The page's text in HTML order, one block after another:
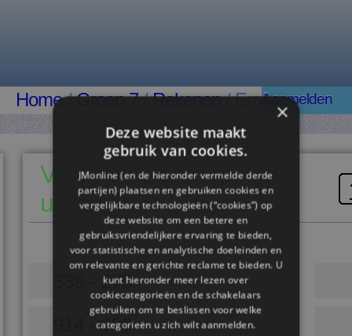
Home/Groep 7/Rekenen/ ErafAanmelden
Verbind de som met de
uitkomst
339 - 275
914 - 690
×
Deze website maakt
gebruik van cookies.
JMonline (en de hieronder vermelde derde
partijen) plaatsen en gebruiken cookies en
vergelijkbare technologieën (“cookies”) op
deze website om een ​​betere en
gebruiksvriendelijkere ervaring te bieden,
voor statistische en analytische doeleinden en
om relevante en gerichte reclame te bieden. U
kunt hieronder meer lezen over
cookiecategorieën en de schakelaars
gebruiken om te beslissen voor welke
categorieën u zich wilt aanmelden.